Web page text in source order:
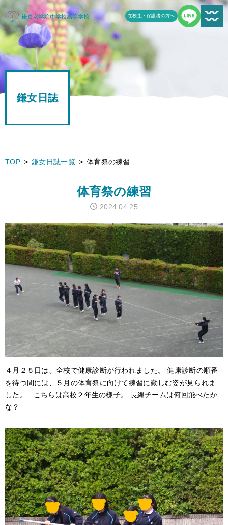
在校生・保護者の方へ
新着情報一覧
受験生の方へ
学校案内
鎌女の教育
よくある質問
アクセス
サイトポリシー
卒業生の方へ
鎌女日誌
TOP 鎌女日誌一覧 体育祭の練習
体育祭の練習
2024.04.25
４月２５日は、全校で健康診断が行われました。 健康診断の順番
を待つ間には、５月の体育祭に向けて練習に勤しむ姿が見られま
した。 こちらは高校２年生の様子。 長縄チームは何回飛べたか
な？